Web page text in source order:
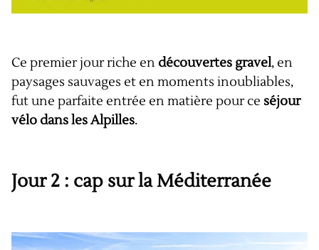
Ce premier jour riche en découvertes gravel, en
paysages sauvages et en moments inoubliables,
fut une parfaite entrée en matière pour ce séjour
vélo dans les Alpilles.
Jour 2 : cap sur la Méditerranée